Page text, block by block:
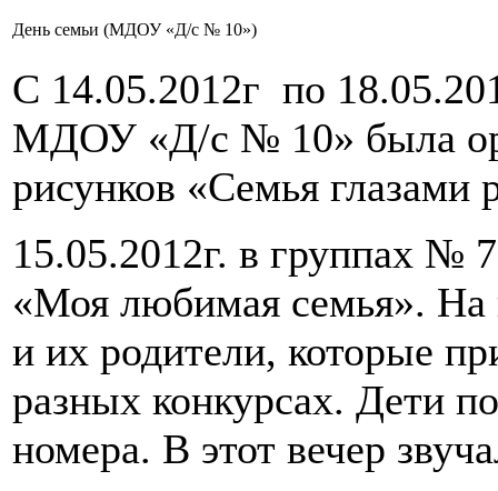
День семьи (МДОУ «Д/с № 10»)
С 14.05.2012г по
МДОУ «Д/с № 10» была
рисунков «Семья глазами
15.05.2012г. в группах №
«Моя любимая семья». На
и их родители, которые
разных конкурсах. Дети
номера. В этот вечер